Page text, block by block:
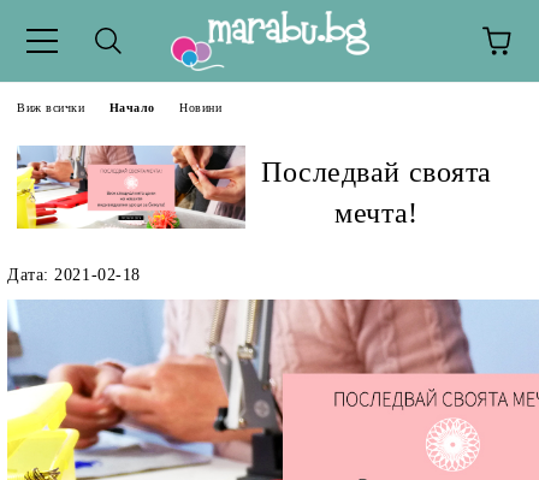
Виж всички Начало Новини
Последвай своята
мечта!
Дата: 2021-02-18